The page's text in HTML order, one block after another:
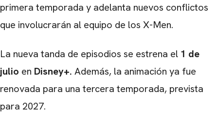
primera temporada y adelanta nuevos conflictos
que involucrarán al equipo de los X-Men.
La nueva tanda de episodios se estrena el 1 de
julio en Disney+. Además, la animación ya fue
renovada para una tercera temporada, prevista
para 2027.